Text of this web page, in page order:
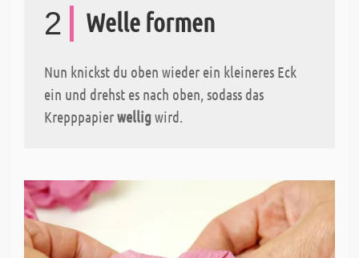
2 Welle formen
Nun knickst du oben wieder ein kleineres Eck
ein und drehst es nach oben, sodass das
Krepppapierwelligwird.